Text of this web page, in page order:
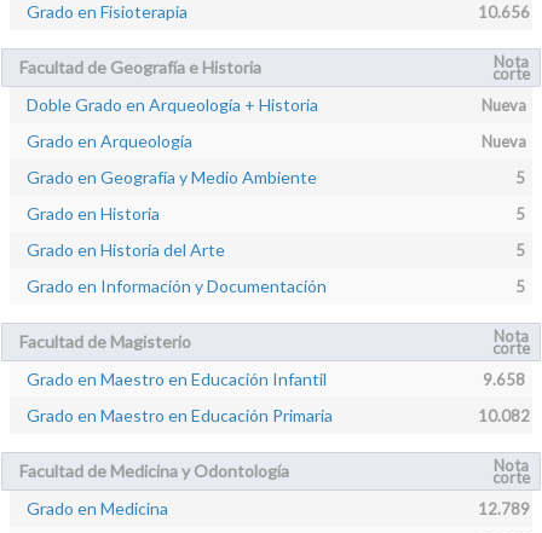
Grado en Fisioterapia 10.656
Facultad de Geografía e Historia Nota
corte
Doble Grado en Arqueología + Historia Nueva
Grado en Arqueología Nueva
Grado en Geografía y Medio Ambiente 5
Grado en Historia 5
Grado en Historia del Arte 5
Grado en Información y Documentación 5
Facultad de Magisterio Nota
corte
Grado en Maestro en Educación Infantil 9.658
Grado en Maestro en Educación Primaria 10.082
Facultad de Medicina y Odontología Nota
corte
Grado en Medicina 12.789